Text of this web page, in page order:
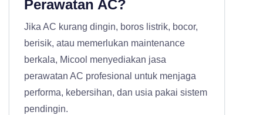
Perawatan AC?
Jika AC kurang dingin, boros listrik, bocor,
berisik, atau memerlukan maintenance
berkala, Micool menyediakan jasa
perawatan AC profesional untuk menjaga
performa, kebersihan, dan usia pakai sistem
pendingin.